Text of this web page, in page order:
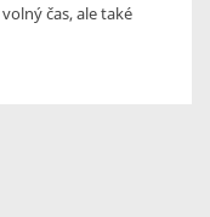
čas, ale také